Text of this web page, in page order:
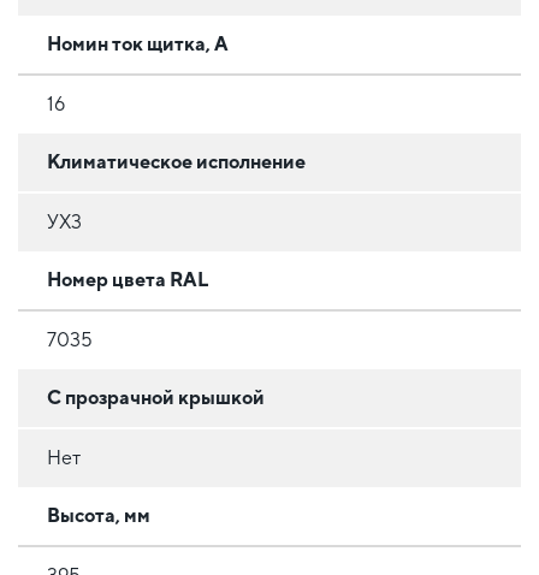
Номин ток щитка, А
16
Климатическое исполнение
УХ3
Номер цвета RAL
7035
С прозрачной крышкой
Нет
Высота, мм